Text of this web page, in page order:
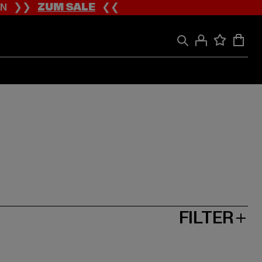
❯❯ZUM SALE❮❮
FILTER